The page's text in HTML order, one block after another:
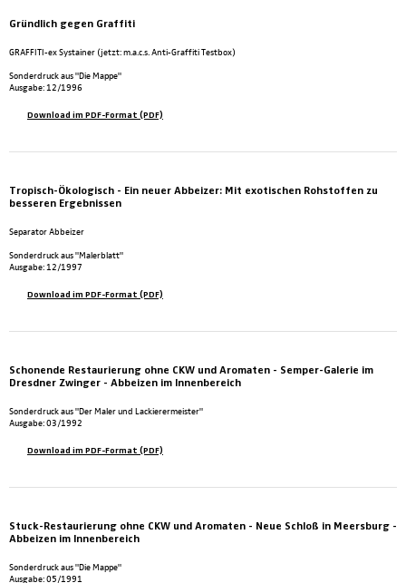
Gründlich gegen Graffiti
GRAFFITI-ex Systainer (jetzt: m.a.c.s. Anti-Graffiti Testbox)
Sonderdruck aus "Die Mappe"
Ausgabe: 12/1996
Download im PDF-Format (PDF)
Tropisch-Ökologisch - Ein neuer Abbeizer: Mit exotischen Rohstoffen zu
besseren Ergebnissen
Separator Abbeizer
Sonderdruck aus "Malerblatt"
Ausgabe: 12/1997
Download im PDF-Format (PDF)
Schonende Restaurierung ohne CKW und Aromaten - Semper-Galerie im
Dresdner Zwinger - Abbeizen im Innenbereich
Sonderdruck aus "Der Maler und Lackierermeister"
Ausgabe: 03/1992
Download im PDF-Format (PDF)
Stuck-Restaurierung ohne CKW und Aromaten - Neue Schloß in Meersburg -
Abbeizen im Innenbereich
Sonderdruck aus "Die Mappe"
Ausgabe: 05/1991